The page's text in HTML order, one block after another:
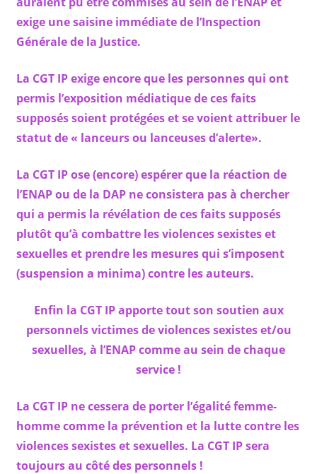
exige une saisine immédiate de l’Inspection
Générale de la Justice.
La CGT IP exige encore que les personnes qui ont
permis l’exposition médiatique de ces faits
supposés soient protégées et se voient attribuer le
statut de « lanceurs ou lanceuses d’alerte».
La CGT IP ose (encore) espérer que la réaction de
l’ENAP ou de la DAP ne consistera pas à chercher
qui a permis la révélation de ces faits supposés
plutôt qu’à combattre les violences sexistes et
sexuelles et prendre les mesures qui s’imposent
(suspension a minima) contre les auteurs.
Enfin la CGT IP apporte tout son soutien aux
personnels victimes de violences sexistes et/ou
sexuelles, à l’ENAP comme au sein de chaque
service !
La CGT IP ne cessera de porter l’égalité femme-
homme comme la prévention et la lutte contre les
violences sexistes et sexuelles. La CGT IP sera
toujours au côté des personnels !